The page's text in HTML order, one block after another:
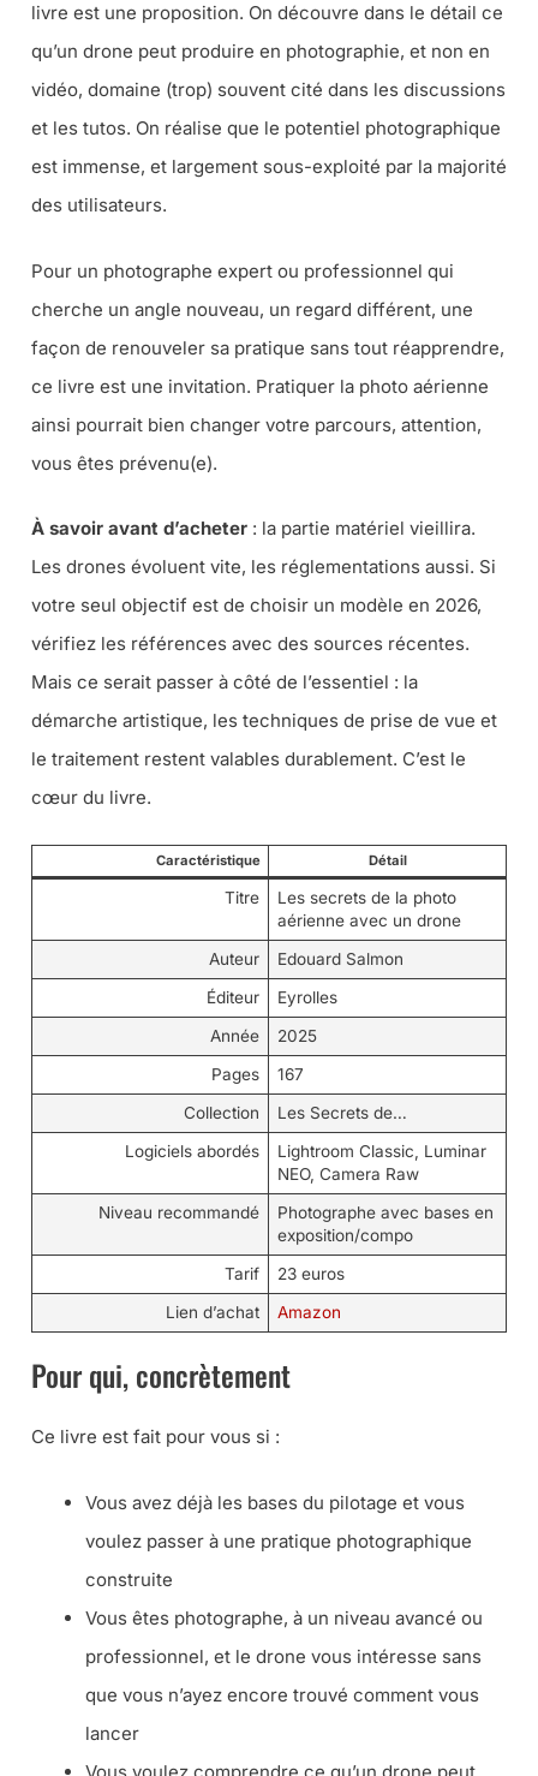
livre est une proposition. On découvre dans le détail ce
qu’un drone peut produire en photographie, et non en
vidéo, domaine (trop) souvent cité dans les discussions
et les tutos. On réalise que le potentiel photographique
est immense, et largement sous-exploité par la majorité
des utilisateurs.
Pour un photographe expert ou professionnel qui
cherche un angle nouveau, un regard différent, une
façon de renouveler sa pratique sans tout réapprendre,
ce livre est une invitation. Pratiquer la photo aérienne
ainsi pourrait bien changer votre parcours, attention,
vous êtes prévenu(e).
À savoir avant d’acheter : la partie matériel vieillira.
Les drones évoluent vite, les réglementations aussi. Si
votre seul objectif est de choisir un modèle en 2026,
vérifiez les références avec des sources récentes.
Mais ce serait passer à côté de l’essentiel : la
démarche artistique, les techniques de prise de vue et
le traitement restent valables durablement. C’est le
cœur du livre.
Caractéristique Détail
Titre
Les secrets de la photo
aérienne avec un drone
Auteur
Edouard Salmon
Éditeur
Eyrolles
Année
2025
Pages
167
Collection
Les Secrets de…
Logiciels abordés
Lightroom Classic, Luminar
NEO, Camera Raw
Niveau recommandé
Photographe avec bases en
exposition/compo
Tarif
23 euros
Lien d’achat
Amazon
Pour qui, concrètement
Ce livre est fait pour vous si :
Vous avez déjà les bases du pilotage et vous
voulez passer à une pratique photographique
construite
Vous êtes photographe, à un niveau avancé ou
professionnel, et le drone vous intéresse sans
que vous n’ayez encore trouvé comment vous
lancer
Vous voulez comprendre ce qu’un drone peut